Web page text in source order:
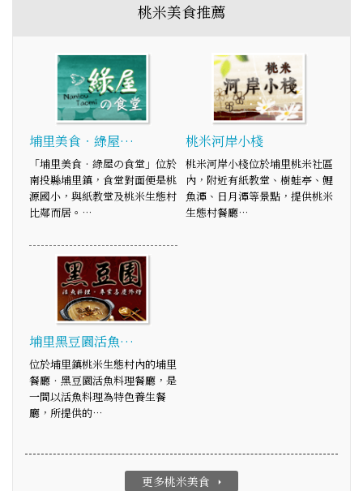
桃米美食推薦
埔里美食‧綠屋…
「埔里美食‧綠屋の食堂」位於
南投縣埔里鎮，食堂對面便是桃
源國小，與紙教堂及桃米生態村
比鄰而居。…
桃米河岸小棧
桃米河岸小棧位於埔里桃米社區
內，附近有紙教堂、樹蛙亭、鯉
魚潭、日月潭等景點，提供桃米
生態村餐廳…
埔里黑豆園活魚…
位於埔里鎮桃米生態村內的埔里
餐廳‧黑豆園活魚料理餐廳，是
一間以活魚料理為特色養生餐
廳，所提供的…
更多桃米美食 arrow_right